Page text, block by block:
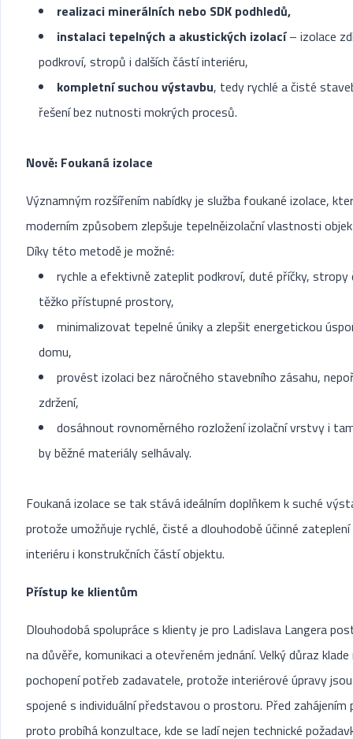
realizaci minerálních nebo SDK podhledů,
instalaci tepelných a akustických izolací– izolace
podkroví, stropů i dalších částí interiéru,
kompletní suchou výstavbu, tedy rychlé a čisté
řešení bez nutnosti mokrých procesů.
Nově: Foukaná izolace
Významným rozšířením nabídky je služba foukané izolace,
moderním způsobem zlepšuje tepelněizolační vlastnosti
Díky této metodě je možné:
rychle a efektivně zateplit podkroví, duté příčky, stropy
těžko přístupné prostory,
minimalizovat tepelné úniky a zlepšit energetickou
domu,
provést izolaci bez náročného stavebního zásahu,
zdržení,
dosáhnout rovnoměrného rozložení izolační vrstvy i
by běžné materiály selhávaly.
Foukaná izolace se tak stává ideálním doplňkem k suché
protože umožňuje rychlé, čisté a dlouhodobě účinné zateplení
interiéru i konstrukčních částí objektu.
Přístup ke klientům
Dlouhodobá spolupráce s klienty je pro Ladislava Langera
na důvěře, komunikaci a otevřeném jednání. Velký důraz klade
pochopení potřeb zadavatele, protože interiérové úpravy
spojené s individuální představou o prostoru. Před zahájením
proto probíhá konzultace, kde se ladí nejen technické